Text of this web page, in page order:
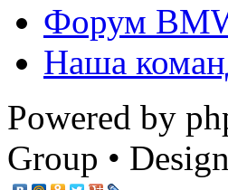
Форум
Наша
Powered by
Group •